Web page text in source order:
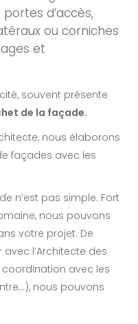
d’accès,
ou corniches
et
souvent présente
de la façade.
nous élaborons
façades avec les
n’est pas simple. Fort
nous pouvons
votre projet. De
l’Architecte des
coordination avec les
nous pouvons